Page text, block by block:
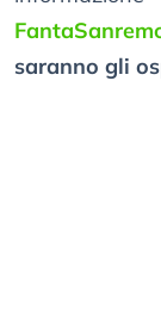
saranno gli